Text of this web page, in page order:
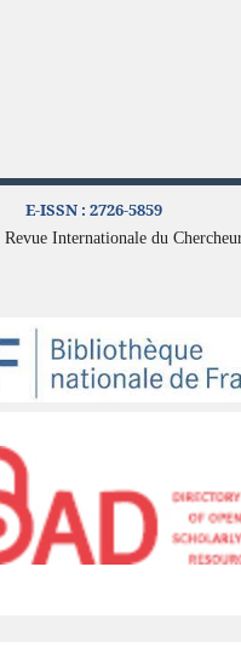
E-ISSN : 2726-5859
Internationale du